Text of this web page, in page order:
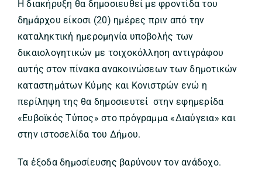
Η διακήρυξη θα δημοσιευθεί με φροντίδα του
δημάρχου είκοσι (20) ημέρες πριν από την
καταληκτική ημερομηνία υποβολής των
δικαιολογητικών με τοιχοκόλληση αντιγράφου
αυτής στον πίνακα ανακοινώσεων των δημοτικών
καταστημάτων Κύμης και Κονιστρών ενώ η
περίληψη της θα δημοσιευτεί στην εφημερίδα
«Ευβοϊκός Τύπος» στο πρόγραμμα «Διαύγεια» και
στην ιστοσελίδα του Δήμου.
Τα έξοδα δημοσίευσης βαρύνουν τον ανάδοχο.